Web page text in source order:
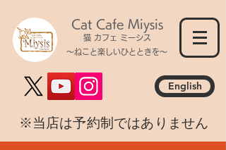
Cat Cafe Miysis
猫 カフェ ミーシス
～ねこと楽しいひとときを～
English
​※当店は予約制ではありません